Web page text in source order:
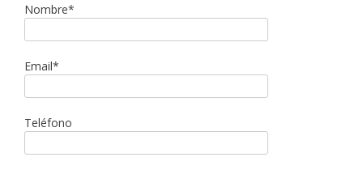
Nombre*
Email*
Teléfono